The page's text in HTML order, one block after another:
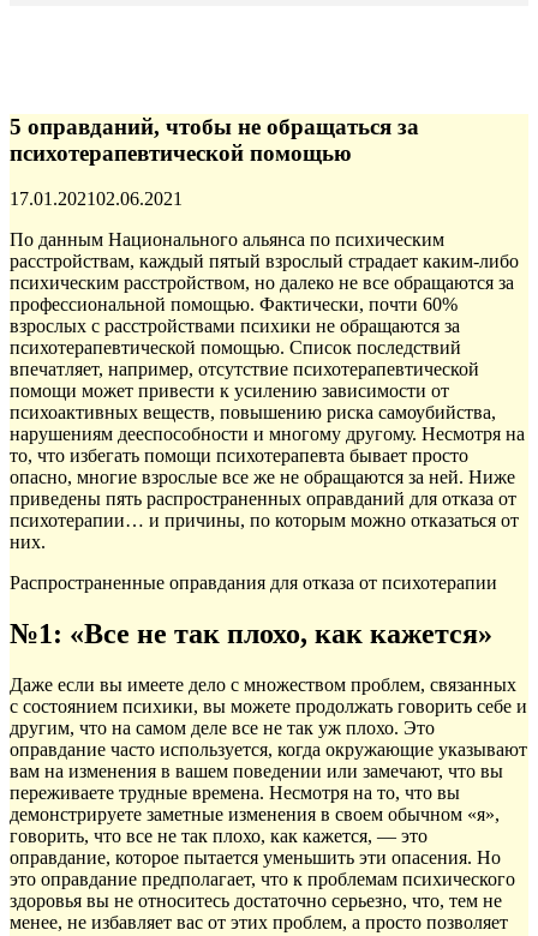
5 оправданий, чтобы не обращаться за
психотерапевтической помощью
Опубликовано
17.01.202102.06.2021
По данным Национального альянса по психическим
расстройствам, каждый пятый взрослый страдает каким-либо
психическим расстройством, но далеко не все обращаются за
профессиональной помощью. Фактически, почти 60%
взрослых с расстройствами психики не обращаются за
психотерапевтической помощью. Список последствий
впечатляет, например, отсутствие психотерапевтической
помощи может привести к усилению зависимости от
психоактивных веществ, повышению риска самоубийства,
нарушениям дееспособности и многому другому. Несмотря на
то, что избегать помощи психотерапевта бывает просто
опасно, многие взрослые все же не обращаются за ней. Ниже
приведены пять распространенных оправданий для отказа от
психотерапии… и причины, по которым можно отказаться от
них.
Распространенные оправдания для отказа от психотерапии
№1: «Все не так плохо, как кажется»
Даже если вы имеете дело с множеством проблем, связанных
с состоянием психики, вы можете продолжать говорить себе и
другим, что на самом деле все не так уж плохо. Это
оправдание часто используется, когда окружающие указывают
вам на изменения в вашем поведении или замечают, что вы
переживаете трудные времена. Несмотря на то, что вы
демонстрируете заметные изменения в своем обычном «я»,
говорить, что все не так плохо, как кажется, — это
оправдание, которое пытается уменьшить эти опасения. Но
это оправдание предполагает, что к проблемам психического
здоровья вы не относитесь достаточно серьезно, что, тем не
менее, не избавляет вас от этих проблем, а просто позволяет